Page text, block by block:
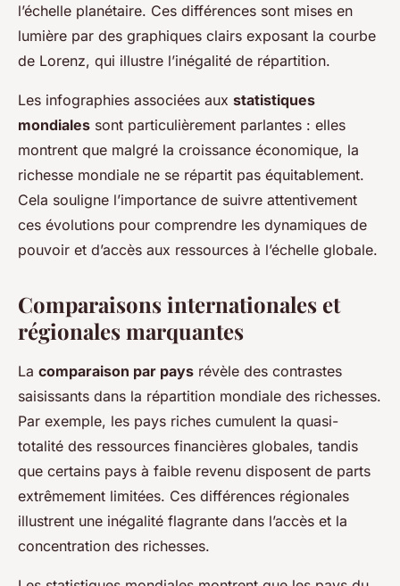
l’échelle planétaire. Ces différences sont mises en
lumière par des graphiques clairs exposant la courbe
de Lorenz, qui illustre l’inégalité de répartition.
Les infographies associées aux statistiques
mondiales sont particulièrement parlantes : elles
montrent que malgré la croissance économique, la
richesse mondiale ne se répartit pas équitablement.
Cela souligne l’importance de suivre attentivement
ces évolutions pour comprendre les dynamiques de
pouvoir et d’accès aux ressources à l’échelle globale.
Comparaisons internationales et
régionales marquantes
La comparaison par pays révèle des contrastes
saisissants dans la répartition mondiale des richesses.
Par exemple, les pays riches cumulent la quasi-
totalité des ressources financières globales, tandis
que certains pays à faible revenu disposent de parts
extrêmement limitées. Ces différences régionales
illustrent une inégalité flagrante dans l’accès et la
concentration des richesses.